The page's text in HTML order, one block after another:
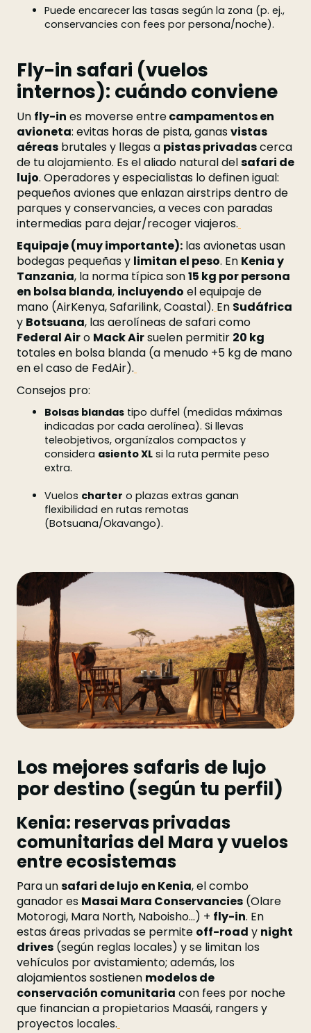
Puede encarecer las tasas según la zona (p. ej.,
conservancies con fees por persona/noche).
Fly-in safari (vuelos
internos): cuándo conviene
Un fly-in es moverse entrecampamentos en
avioneta: evitas horas de pista, ganasvistas
aéreas brutales y llegas a pistas privadascerca
de tu alojamiento. Es el aliado natural delsafari de
lujo. Operadores y especialistas lo definen igual:
pequeños aviones que enlazan airstrips dentro de
parques y conservancies, a veces con paradas
intermedias para dejar/recoger viajeros.
Equipaje (muy importante): las avionetas usan
bodegas pequeñas y limitan el peso. En Kenia y
Tanzania, la norma típica son15 kg por persona
en bolsa blanda, incluyendo el equipaje de
mano (AirKenya, Safarilink, Coastal). En Sudáfrica
y Botsuana, las aerolíneas de safari como
Federal Airo Mack Airsuelen permitir 20 kg
totales en bolsa blanda (a menudo +5 kg de mano
en el caso de FedAir).
Consejos pro:
Bolsas blandas tipo duffel (medidas máximas
indicadas por cada aerolínea). Si llevas
teleobjetivos, organízalos compactos y
considera asiento XL si la ruta permite peso
extra.
Vuelos charter o plazas extras ganan
flexibilidad en rutas remotas
(Botsuana/Okavango).
Los mejores safaris de lujo
por destino (según tu perfil)
Kenia: reservas privadas
comunitarias del Mara y vuelos
entre ecosistemas
Para unsafari de lujo en Kenia, el combo
ganador es Masai Mara Conservancies (Olare
Motorogi, Mara North, Naboisho…) + fly-in. En
estas áreas privadas se permite off-road y night
drives (según reglas locales) y se limitan los
vehículos por avistamiento; además, los
alojamientos sostienen modelos de
conservación comunitaria con fees por noche
que financian a propietarios Maasái, rangers y
proyectos locales.